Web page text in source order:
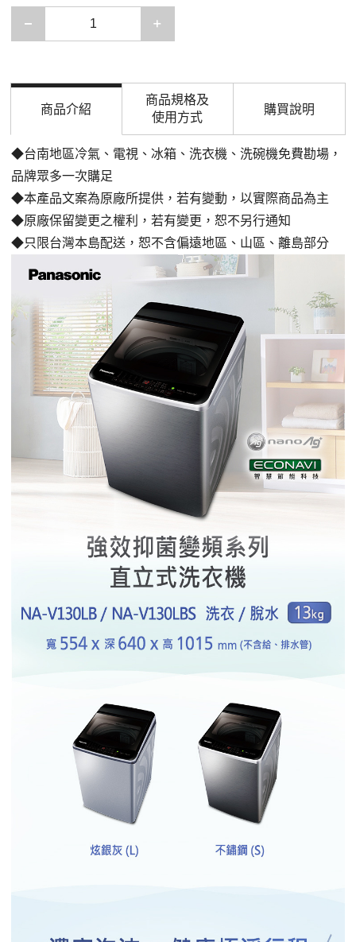
減少一項
商品介紹
商品規格及
使用方式
購買說明
◆台南地區冷氣、電視、冰箱、洗衣機、洗碗機免費勘場 ，
品牌眾多一次購足
◆本產品文案為原廠所提供，若有變動，以實際商品為主
◆原廠保留變更之權利，若有變更，恕不另行通知
◆只限台灣本島配送，恕不含偏遠地區、山區、離島部分